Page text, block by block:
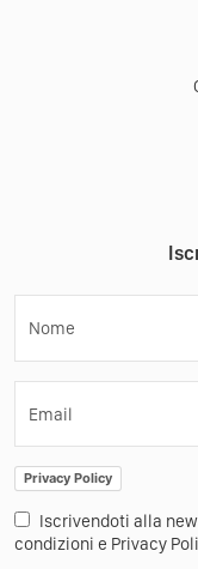
Nome
Email
Privacy Policy
Iscrivendoti alla
condizioni e Privacy